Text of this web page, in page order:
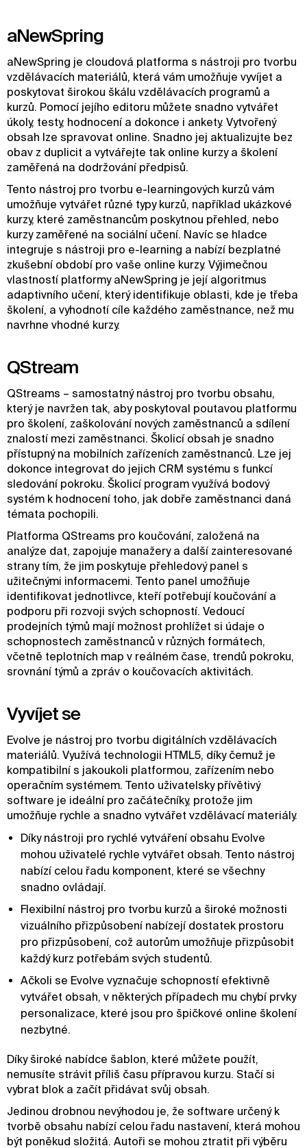
aNewSpring
aNewSpring je cloudová platforma s nástroji pro tvorbu
vzdělávacích materiálů, která vám umožňuje vyvíjet a
poskytovat širokou škálu vzdělávacích programů a
kurzů. Pomocí jejího editoru můžete snadno vytvářet
úkoly, testy, hodnocení a dokonce i ankety. Vytvořený
obsah lze spravovat online. Snadno jej aktualizujte bez
obav z duplicit a vytvářejte tak online kurzy a školení
zaměřená na dodržování předpisů.
Tento nástroj pro tvorbu e-learningových kurzů vám
umožňuje vytvářet různé typy kurzů, například ukázkové
kurzy, které zaměstnancům poskytnou přehled, nebo
kurzy zaměřené na sociální učení. Navíc se hladce
integruje s nástroji pro e-learning a nabízí bezplatné
zkušební období pro vaše online kurzy. Výjimečnou
vlastností platformy aNewSpring je její algoritmus
adaptivního učení, který identifikuje oblasti, kde je třeba
školení, a vyhodnotí cíle každého zaměstnance, než mu
navrhne vhodné kurzy.
QStream
QStreams – samostatný nástroj pro tvorbu obsahu,
který je navržen tak, aby poskytoval poutavou platformu
pro školení, zaškolování nových zaměstnanců a sdílení
znalostí mezi zaměstnanci. Školicí obsah je snadno
přístupný na mobilních zařízeních zaměstnanců. Lze jej
dokonce integrovat do jejich CRM systému s funkcí
sledování pokroku. Školicí program využívá bodový
systém k hodnocení toho, jak dobře zaměstnanci daná
témata pochopili.
Platforma QStreams pro koučování, založená na
analýze dat, zapojuje manažery a další zainteresované
strany tím, že jim poskytuje přehledový panel s
užitečnými informacemi. Tento panel umožňuje
identifikovat jednotlivce, kteří potřebují koučování a
podporu při rozvoji svých schopností. Vedoucí
prodejních týmů mají možnost prohlížet si údaje o
schopnostech zaměstnanců v různých formátech,
včetně teplotních map v reálném čase, trendů pokroku,
srovnání týmů a zpráv o koučovacích aktivitách.
Vyvíjet se
Evolve je nástroj pro tvorbu digitálních vzdělávacích
materiálů. Využívá technologii HTML5, díky čemuž je
kompatibilní s jakoukoli platformou, zařízením nebo
operačním systémem. Tento uživatelsky přívětivý
software je ideální pro začátečníky, protože jim
umožňuje rychle a snadno vytvářet vzdělávací materiály.
Díky nástroji pro rychlé vytváření obsahu Evolve
mohou uživatelé rychle vytvářet obsah. Tento nástroj
nabízí celou řadu komponent, které se všechny
snadno ovládají.
Flexibilní nástroj pro tvorbu kurzů a široké možnosti
vizuálního přizpůsobení nabízejí dostatek prostoru
pro přizpůsobení, což autorům umožňuje přizpůsobit
každý kurz potřebám svých studentů.
Ačkoli se Evolve vyznačuje schopností efektivně
vytvářet obsah, v některých případech mu chybí prvky
personalizace, které jsou pro špičkové online školení
nezbytné.
Díky široké nabídce šablon, které můžete použít,
nemusíte strávit příliš času přípravou kurzu. Stačí si
vybrat blok a začít přidávat svůj obsah.
Jedinou drobnou nevýhodou je, že software určený k
tvorbě obsahu nabízí celou řadu nastavení, která mohou
být poněkud složitá. Autoři se mohou ztratit při výběru